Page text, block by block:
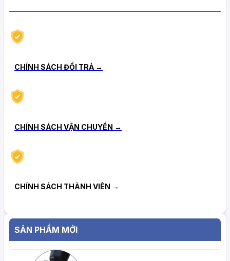
CHÍNH SÁCH ĐỔI TRẢ →
CHÍNH SÁCH VẬN CHUYỂN →
CHÍNH SÁCH THÀNH VIÊN →
SẢN PHẨM MỚI